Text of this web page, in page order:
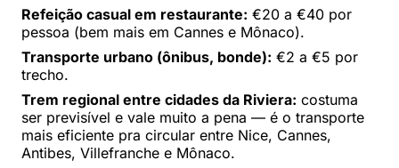
Refeição casual em restaurante: €20 a €40 por
pessoa (bem mais em Cannes e Mônaco).
Transporte urbano (ônibus, bonde): €2 a €5 por
trecho.
Trem regional entre cidades da Riviera: costuma
ser previsível e vale muito a pena — é o transporte
mais eficiente pra circular entre Nice, Cannes,
Antibes, Villefranche e Mônaco.